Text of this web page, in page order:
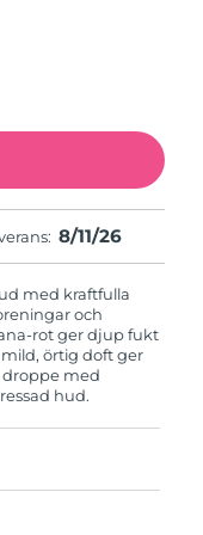
8/11/26
med kraftfulla
och
rot ger djup fukt
örtig doft ger
med
hud.
10/08/2026
leverans14/08/2026
leverans11/08/2026
leverans10/08/2026
leverans10/08/2026